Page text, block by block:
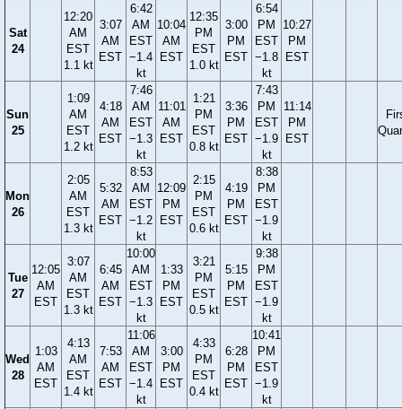
Sat
24
12:20
AM
EST
1.1 kt
3:07
AM
EST
6:42
AM
EST
−1.4
kt
10:04
AM
EST
12:35
PM
EST
1.0 kt
3:00
PM
EST
6:54
PM
EST
−1.8
kt
10:27
PM
EST
Sun
25
1:09
AM
EST
1.2 kt
4:18
AM
EST
7:46
AM
EST
−1.3
kt
11:01
AM
EST
1:21
PM
EST
0.8 kt
3:36
PM
EST
7:43
PM
EST
−1.9
kt
11:14
PM
EST
Mon
26
2:05
AM
EST
1.3 kt
5:32
AM
EST
8:53
AM
EST
−1.2
kt
12:09
PM
EST
2:15
PM
EST
0.6 kt
4:19
PM
EST
8:38
PM
EST
−1.9
kt
Tue
27
12:05
AM
EST
3:07
AM
EST
1.3 kt
6:45
AM
EST
10:00
AM
EST
−1.3
kt
1:33
PM
EST
3:21
PM
EST
0.5 kt
5:15
PM
EST
9:38
PM
EST
−1.9
kt
Wed
28
1:03
AM
EST
4:13
AM
EST
1.4 kt
7:53
AM
EST
11:06
AM
EST
−1.4
kt
3:00
PM
EST
4:33
PM
EST
0.4 kt
6:28
PM
EST
10:41
PM
EST
−1.9
kt